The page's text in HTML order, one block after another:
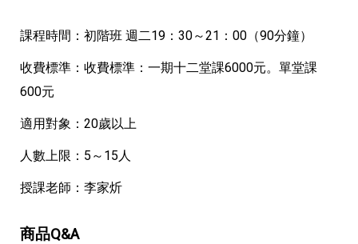
課程時間：初階班 週二19：30～21：00（90分鐘）
收費標準： 收費標準：一期十二堂課6000元。單堂課
600元
適用對象：20歲以上
人數上限：5～15人
授課老師：李家炘
商品Q&A